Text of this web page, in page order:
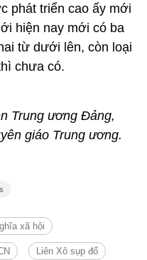
phát triển cao ấy mới
hiện nay mới có ba
từ dưới lên, còn loại
chưa có.
Trung ương Đảng,
giáo Trung ương.
xã hội
Liên Xô sụp đổ